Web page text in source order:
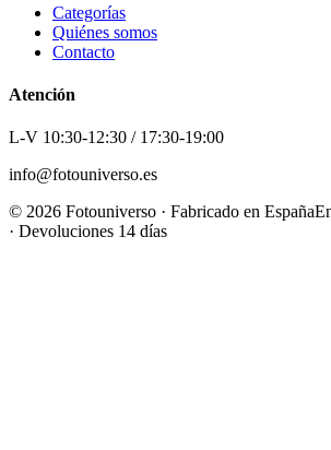
Categorías
Quiénes somos
Contacto
Atención
L-V 10:30-12:30 / 17:30-19:00
info@fotouniverso.es
© 2026 Fotouniverso · Fabricado en España
· Devoluciones 14 días